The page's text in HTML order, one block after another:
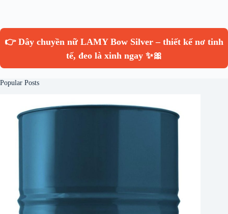
👉 Dây chuyền nữ LAMY Bow Silver – thiết kế nơ tinh
tế, đeo là xinh ngay ✨🎀
Popular Posts